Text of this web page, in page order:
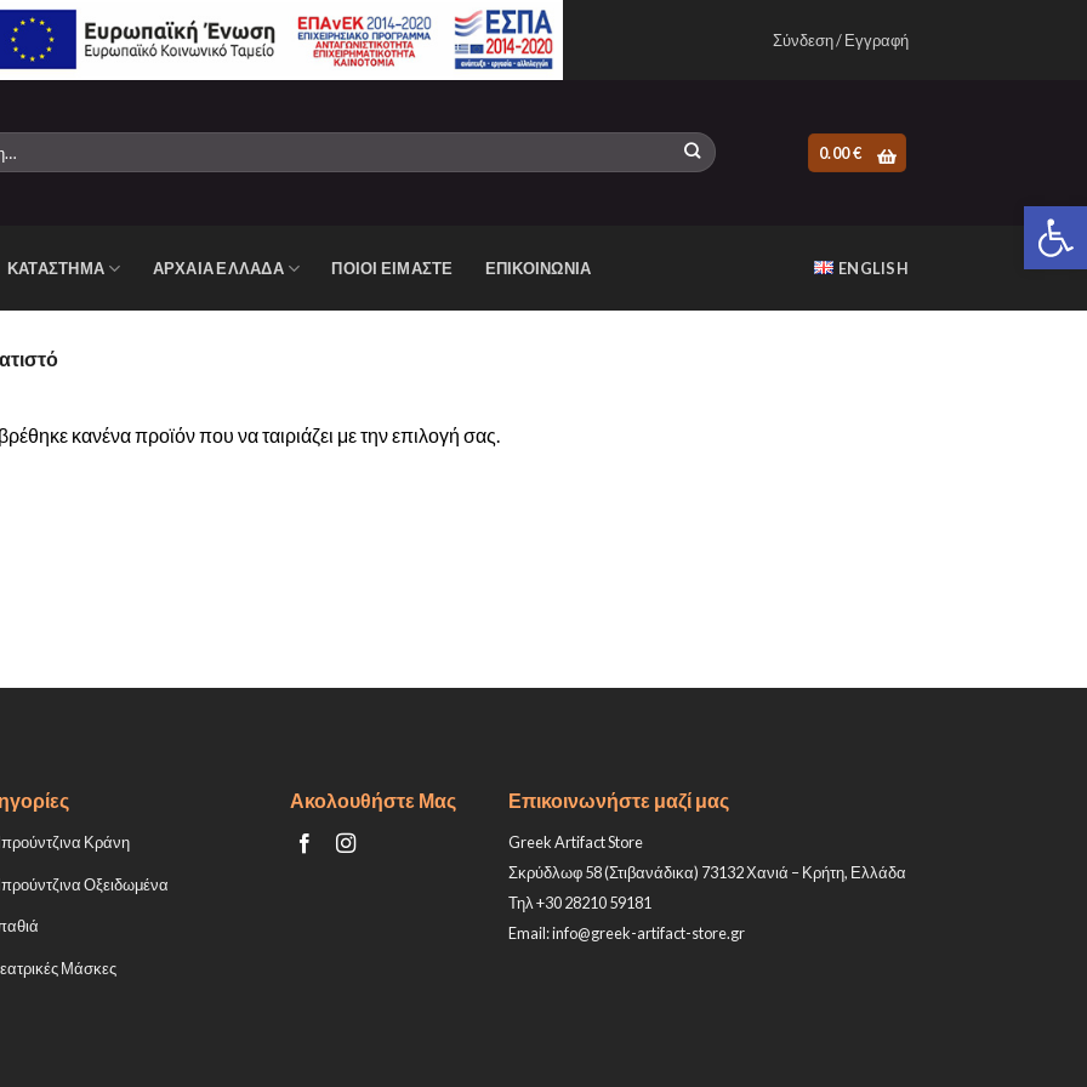
Σύνδεση / Εγγραφή
0.00€
ΚΑΤΆΣΤΗΜΑ ΑΡΧΑΙΑ ΕΛΛΑΔΑ ΠΟΙΟΙ ΕΙΜΑΣΤΕ ΕΠΙΚΟΙΝΩΝΙΑ ENGLISH
κανένα προϊόν που να ταιριάζει με την επιλογή σας.
Κράνη
Οξειδωμένα
Μάσκες
Ακολουθήστε Μας Επικοινωνήστε μαζί μας
Greek Artifact Store
Σκρύδλωφ 58 (Στιβανάδικα) 73132 Χανιά – Κρήτη, Ελλάδα
Τηλ +30 28210 59181
Email: info@greek-artifact-store.gr